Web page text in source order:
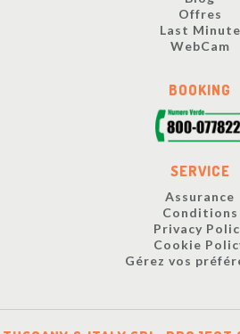
Offres
Last Minute
WebCam
BOOKING
SERVICE
Assurance
Conditions
Privacy
Cookie
Gérez vos